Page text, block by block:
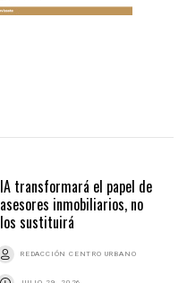
IA transformará el papel de
asesores inmobiliarios, no
los sustituirá
REDACCIÓN CENTRO URBANO